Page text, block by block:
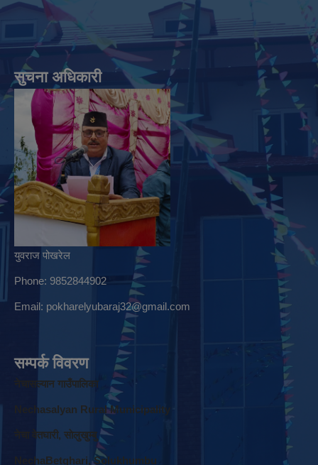
सुचना अधिकारी
युवराज पोखरेल
Phone: 9852844902
Email: pokharelyubaraj32@gmail.com
सम्पर्क विवरण
नेचासल्यान गाउँपालिका
Nechasalyan Rural Municipality
नेचा वेतघारी, साेलुखुम्बु
NechaBetghari, Solukhumbu